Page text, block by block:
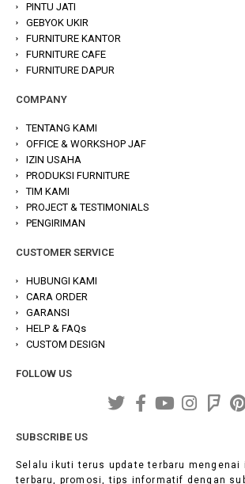
PINTU JATI
GEBYOK UKIR
FURNITURE KANTOR
FURNITURE CAFE
FURNITURE DAPUR
COMPANY
TENTANG KAMI
OFFICE & WORKSHOP JAF
IZIN USAHA
PRODUKSI FURNITURE
TIM KAMI
PROJECT & TESTIMONIALS
PENGIRIMAN
CUSTOMER SERVICE
HUBUNGI KAMI
CARA ORDER
GARANSI
HELP & FAQs
CUSTOM DESIGN
FOLLOW US
SUBSCRIBE US
Selalu ikuti terus update terbaru mengenai
terbaru, promosi, tips informatif dengan